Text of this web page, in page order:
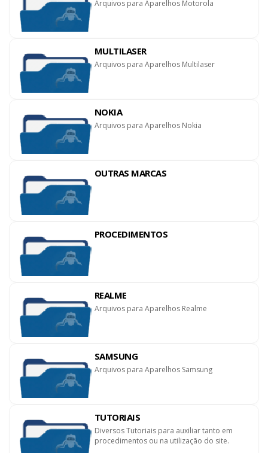
Arquivos para Aparelhos Motorola
MULTILASER
Arquivos para Aparelhos Multilaser
NOKIA
Arquivos para Aparelhos Nokia
OUTRAS MARCAS
PROCEDIMENTOS
REALME
Arquivos para Aparelhos Realme
SAMSUNG
Arquivos para Aparelhos Samsung
TUTORIAIS
Diversos Tutoriais para auxiliar tanto em
procedimentos ou na utilização do site.